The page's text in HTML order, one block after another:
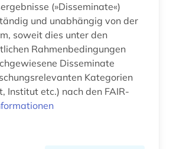
(»Disseminate«)
und unabhängig von der
soweit dies unter den
Rahmenbedingungen
Kategorien
Institut etc.) nach den FAIR-